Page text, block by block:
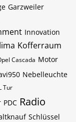
Garzweiler
Innovation
Kofferraum
Cascada Motor
Nebelleuchte
Tur
PDC Radio
Schlüssel